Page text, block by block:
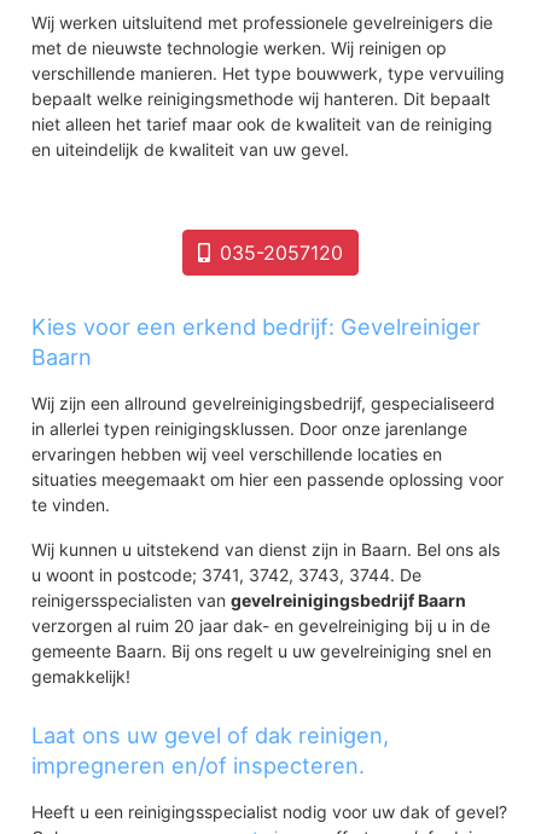
Pr. Hendrikpark
Wij werken uitsluitend met professionele gevelreinigers die
met de nieuwste technologie werken. Wij reinigen op
verschillende manieren. Het type bouwwerk, type vervuiling
bepaalt welke reinigingsmethode wij hanteren. Dit bepaalt
niet alleen het tarief maar ook de kwaliteit van de reiniging
en uiteindelijk de kwaliteit van uw gevel.
035-2057120
Kies voor een erkend bedrijf: Gevelreiniger
Baarn
Wij zijn een allround gevelreinigingsbedrijf, gespecialiseerd
in allerlei typen reinigingsklussen. Door onze jarenlange
ervaringen hebben wij veel verschillende locaties en
situaties meegemaakt om hier een passende oplossing voor
te vinden.
Wij kunnen u uitstekend van dienst zijn in Baarn. Bel ons als
u woont in postcode; 3741, 3742, 3743, 3744. De
reinigersspecialisten vangevelreinigingsbedrijf Baarn
verzorgen al ruim 20 jaar dak- en gevelreiniging bij u in de
gemeente Baarn. Bij ons regelt u uw gevelreiniging snel en
gemakkelijk!
Laat ons uw gevel of dak reinigen,
impregneren en/of inspecteren.
Heeft u een reinigingsspecialist nodig voor uw dak of gevel?